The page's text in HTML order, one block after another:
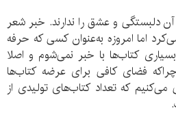
دلبستگی و عشق را ندارند. خبر شعر
اما امروزه به‌عنوان کسی که حرفه
کتاب‌ها با خبر نمی‌شوم و اصلا
فضای کافی برای عرضه کتاب‌ها
که تعداد کتاب‌های تولیدی از